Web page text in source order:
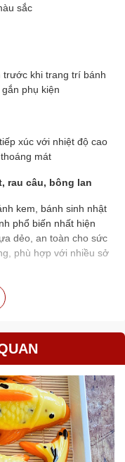
sắc
trước khi trang trí bánh
phụ kiện
xúc với nhiệt độ cao
mát
rau câu, bông lan
kem, bánh sinh nhật
phổ biến nhất hiện
dẻo, an toàn cho sức
phù hợp với nhiều sở